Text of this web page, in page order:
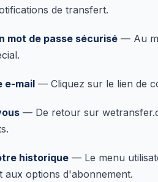
de transfert.
mot de passe sécurisé — Au
e-mail — Cliquez sur le lien de
— De retour sur
historique — Le menu
aux options d'abonnement.